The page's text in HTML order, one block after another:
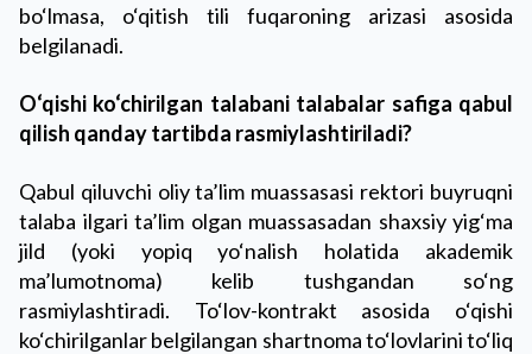
bo‘lmasa, o‘qitish tili fuqaroning arizasi asosida
belgilanadi.
O‘qishi ko‘chirilgan talabani talabalar safiga qabul
qilish qanday tartibda rasmiylashtiriladi?
Qabul qiluvchi oliy ta’lim muassasasi rektori buyruqni
talaba ilgari ta’lim olgan muassasadan shaxsiy yig‘ma
jild (yoki yopiq yo‘nalish holatida akademik
ma’lumotnoma) kelib tushgandan so‘ng
rasmiylashtiradi. To‘lov-kontrakt asosida o‘qishi
ko‘chirilganlar belgilangan shartnoma to‘lovlarini to‘liq